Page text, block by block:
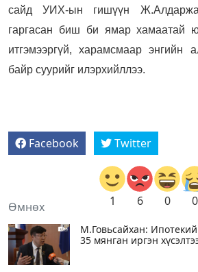
сайд УИХ-ын гишүүн
гаргасан биш би ямар хамаатай
итгэмээргүй, харамсмаар энгийн
байр суурийг илэрхийллээ.
Facebook Twitter
1 6 0 0
Өмнөх
М.Говьсайхан:
35 мянган иргэн